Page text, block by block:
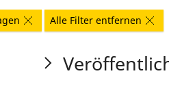
Alle Filter entfernen